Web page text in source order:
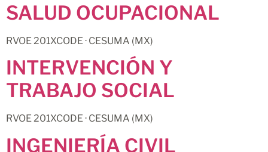
SALUD OCUPACIONAL
RVOE 201XCODE · CESUMA (MX)
INTERVENCIÓN Y
TRABAJO SOCIAL
RVOE 201XCODE · CESUMA (MX)
INGENIERÍA CIVIL